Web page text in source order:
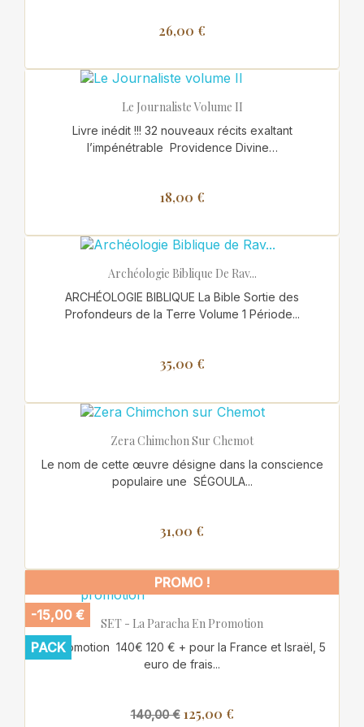
26,00 €
Le Journaliste Volume II
Livre inédit !!! 32 nouveaux récits exaltant
l’impénétrable Providence Divine…
18,00 €
Archéologie Biblique De Rav...
ARCHÉOLOGIE BIBLIQUE La Bible Sortie des
Profondeurs de la Terre Volume 1 Période...
35,00 €
Zera Chimchon Sur Chemot
Le nom de cette œuvre désigne dans la conscience
populaire une SÉGOULA...
31,00 €
SET - La Paracha En Promotion
En promotion 140€ 120 € + pour la France et Israël, 5
euro de frais...
140,00 € 125,00 €
PROMO !
-15,00 €
PACK